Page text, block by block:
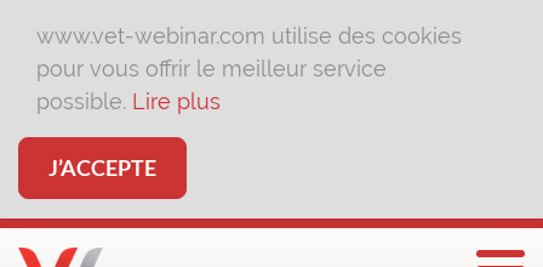
www.vet-webinar.com utilise des cookies
pour vous offrir le meilleur service
possible. Lire plus
J’ACCEPTE